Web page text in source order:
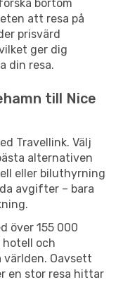
bortom
att resa på
prisvärd
ger dig
din resa.
till Nice
Travellink. Välj
alternativen
eller biluthyrning
avgifter – bara
över 155 000
hotell och
Oavsett
en stor resa hittar